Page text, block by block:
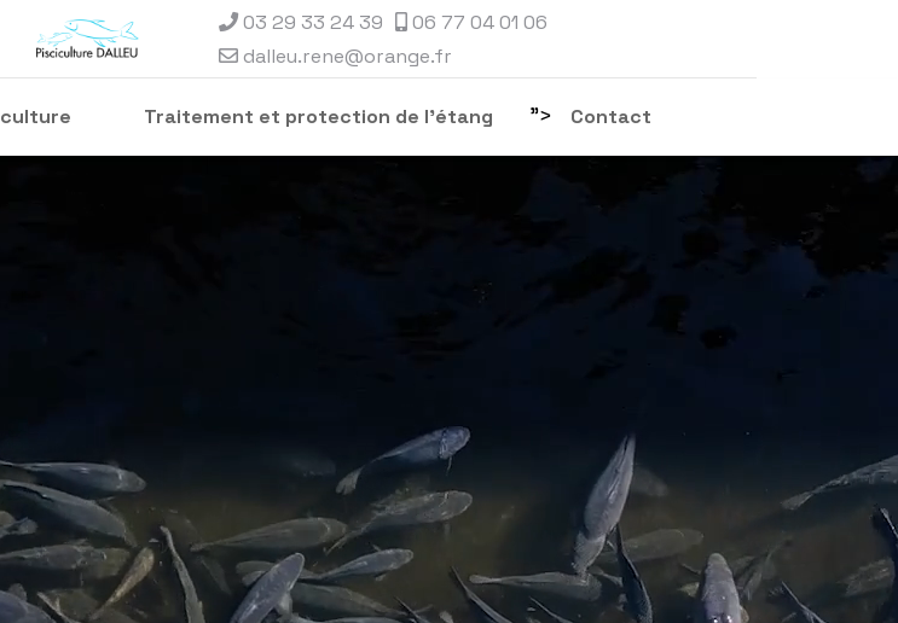
03 29 33 24 39
06 77 04 01 06
dalleu.rene@orange.fr
Traitement et protection de l'étang "> Contact